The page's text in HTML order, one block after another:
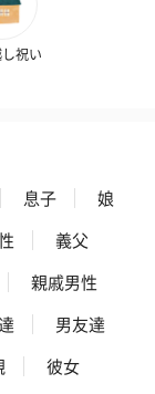
祝い
息子
娘
義父
親戚男性
男友達
彼女